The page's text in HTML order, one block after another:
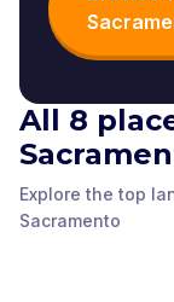
All 8
Explore the top
Sacramento
Subtile by
Díaz
Sacramento,
States of
The California
Sacramento
State Capitol
Garden
Sacramento
Delta King